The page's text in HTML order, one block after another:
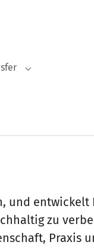
for "Forschung &
Submenu for
und entwickelt
zu
Praxis